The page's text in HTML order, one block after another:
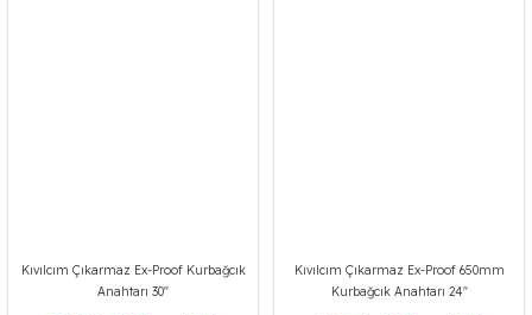
Kıvılcım Çıkarmaz Ex-Proof Kurbağcık
Anahtarı 30''
Kıvılcım Çıkarmaz Ex-Proof 650mm
Kurbağcık Anahtarı 24''